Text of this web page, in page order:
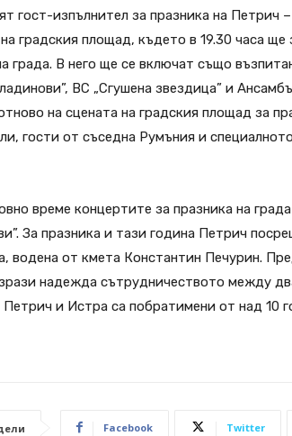
гост-изпълнител за празника на Петрич
градския площад, където в 19.30 часа
града. В него ще се включат също
ВС „Сгушена звездица” и
на сцената на градския площад за
гости от съседна Румъния и
време концертите за празника на
За празника и тази година Петрич
водена от кмета Константин Печурин.
надежда сътрудничеството между
Петрич и Истра са побратимени от над 10
Facebook Twitter